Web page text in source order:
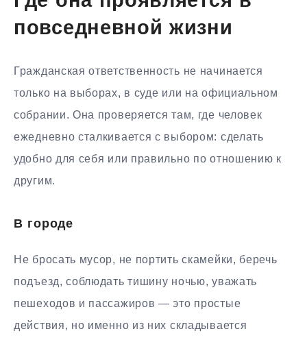
повседневной жизни
Гражданская ответственность не начинается
только на выборах, в суде или на официальном
собрании. Она проверяется там, где человек
ежедневно сталкивается с выбором: сделать
удобно для себя или правильно по отношению к
другим.
В городе
Не бросать мусор, не портить скамейки, беречь
подъезд, соблюдать тишину ночью, уважать
пешеходов и пассажиров — это простые
действия, но именно из них складывается